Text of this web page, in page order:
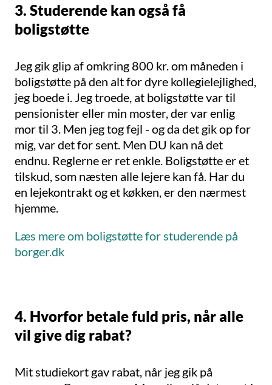
3. Studerende kan også få
boligstøtte
Jeg gik glip af omkring 800 kr. om måneden i
boligstøtte på den alt for dyre kollegielejlighed,
jeg boede i. Jeg troede, at boligstøtte var til
pensionister eller min moster, der var enlig
mor til 3. Men jeg tog fejl - og da det gik op for
mig, var det for sent. Men DU kan nå det
endnu. Reglerne er ret enkle. Boligstøtte er et
tilskud, som næsten alle lejere kan få. Har du
en lejekontrakt og et køkken, er den nærmest
hjemme.
Læs mere om boligstøtte for studerende på
borger.dk
4. Hvorfor betale fuld pris, når alle
vil give dig rabat?
Mit studiekort gav rabat, når jeg gik på